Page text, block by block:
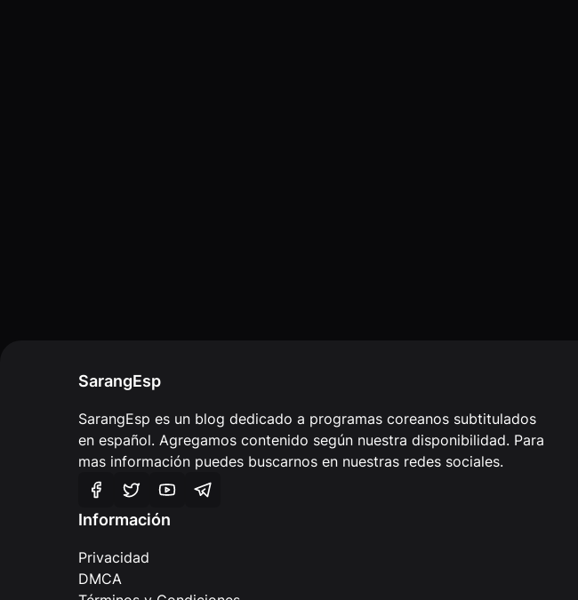
SarangEsp
SarangEsp es un blog dedicado a programas coreanos subtitulados
en español. Agregamos contenido según nuestra disponibilidad. Para
mas información puedes buscarnos en nuestras redes sociales.
Información
Privacidad
DMCA